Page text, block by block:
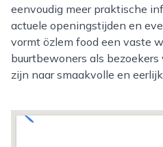
eenvoudig meer praktische
actuele openingstijden en
vormt özlem food een vaste
buurtbewoners als
zijn naar smaakvolle en